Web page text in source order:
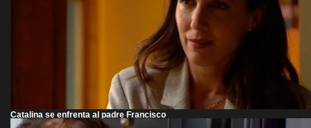
Catalina se enfrenta al padre Francisco